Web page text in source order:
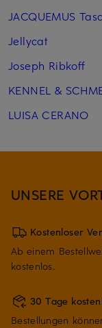
JACQUEMUS
Jellycat
Joseph Ribkoff
KENNEL &
LUISA CERANO
UNSERE
Kostenloser
Ab einem
kostenlos.
30 Tage
Bestellungen